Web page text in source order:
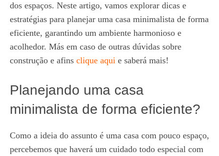
dos espaços. Neste artigo, vamos explorar dicas e
estratégias para planejar uma casa minimalista de forma
eficiente, garantindo um ambiente harmonioso e
acolhedor. Más em caso de outras dúvidas sobre
construção e afins clique aqui e saberá mais!
Planejando uma casa
minimalista de forma eficiente?
Como a ideia do assunto é uma casa com pouco espaço,
percebemos que haverá um cuidado todo especial com